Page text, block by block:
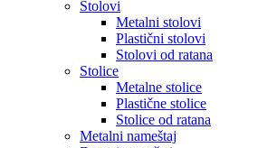
Stolovi
Metalni stolovi
Plastični stolovi
Stolovi od ratana
Stolice
Metalne stolice
Plastične stolice
Stolice od ratana
Metalni nameštaj